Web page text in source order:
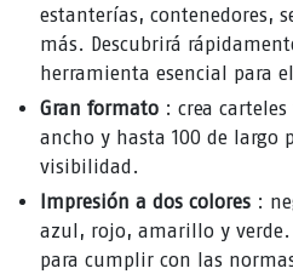
estanterías, contenedores,
más. Descubrirá
herramienta esencial para
Gran formato : crea
ancho y hasta 100 de largo
visibilidad.
Impresión a dos colores :
azul, rojo, amarillo y verde.
para cumplir con las